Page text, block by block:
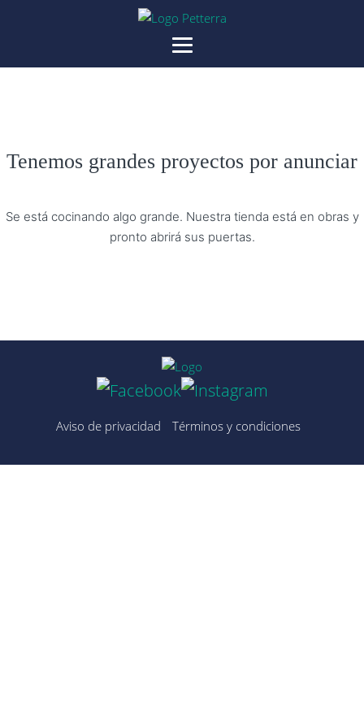
Tenemos grandes proyectos por anunciar
Se está cocinando algo grande. Nuestra tienda está en obras y
pronto abrirá sus puertas.
Aviso de privacidad Términos y condiciones